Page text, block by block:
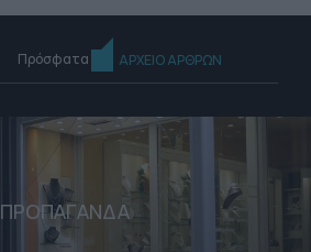
Πρόσφατα ΑΡΧΕΙΟ ΑΡΘΡΩΝ
ΠΡΟΠΑΓΑΝΔΑ